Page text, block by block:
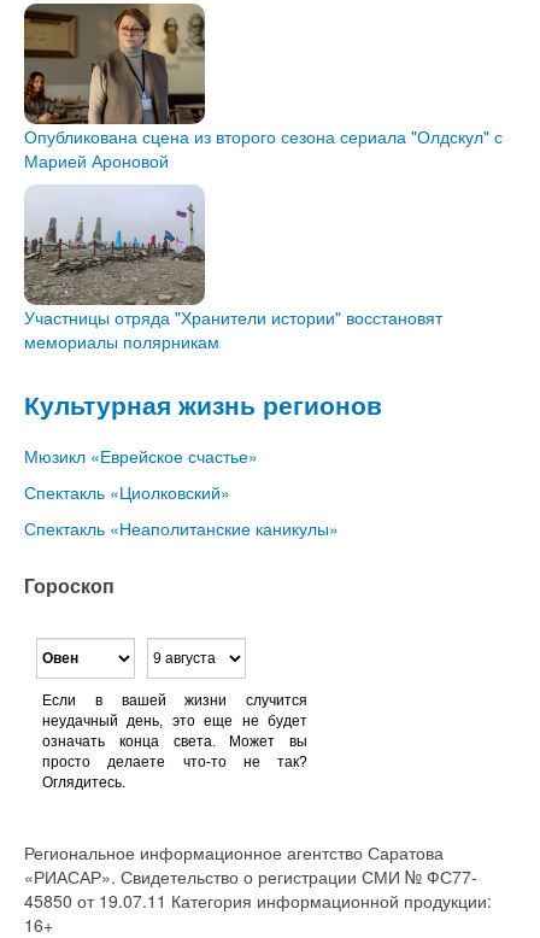
Опубликована сцена из второго сезона сериала "Олдскул" с
Марией Ароновой
Участницы отряда "Хранители истории" восстановят
мемориалы полярникам
Культурная жизнь регионов
Мюзикл «Еврейское счастье»
Спектакль «Циолковский»
Спектакль «Неаполитанские каникулы»
Гороскоп
Если в вашей жизни случится
неудачный день, это еще не будет
означать конца света. Может вы
просто делаете что-то не так?
Оглядитесь.
Региональное информационное агентство Саратова
«РИАСАР». Свидетельство о регистрации СМИ № ФС77-
45850 от 19.07.11 Категория информационной продукции:
16+